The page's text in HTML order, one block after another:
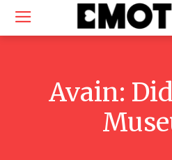
Avain: